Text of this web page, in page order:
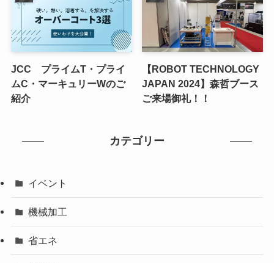
JCC プライムT・プライ
ムC・マーキュリーWのご
紹介
【ROBOT TECHNOLOGY
JAPAN 2024】森哲ブース
ご来場御礼！！
カテゴリー
イベント
機械加工
省エネ